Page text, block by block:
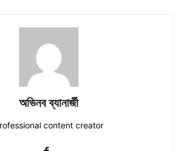
অভিনব ব্যানার্জী
content creator